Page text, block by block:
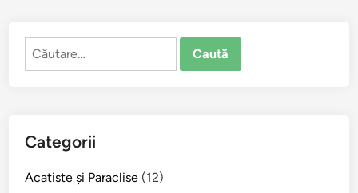
Caută
Categorii
Acatiste şi Paraclise (12)